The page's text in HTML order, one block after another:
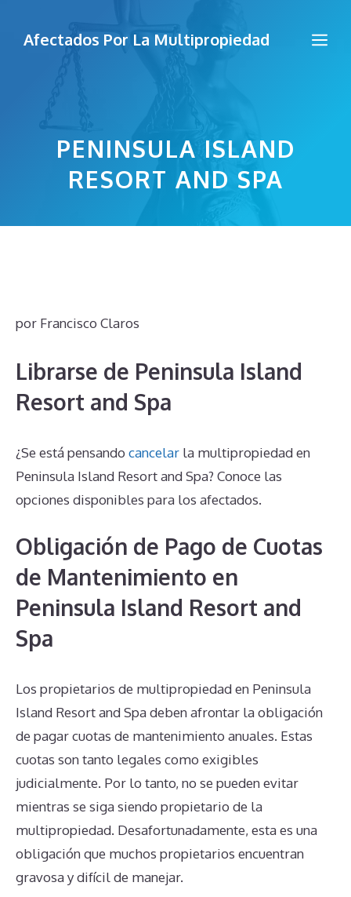
Afectados Por La Multipropiedad
PENINSULA ISLAND
RESORT AND SPA
por Francisco Claros
Librarse de Peninsula Island
Resort and Spa
¿Se está pensando cancelar la multipropiedad en
Peninsula Island Resort and Spa? Conoce las
opciones disponibles para los afectados.
Obligación de Pago de Cuotas
de Mantenimiento en
Peninsula Island Resort and
Spa
Los propietarios de multipropiedad en Peninsula
Island Resort and Spa deben afrontar la obligación
de pagar cuotas de mantenimiento anuales. Estas
cuotas son tanto legales como exigibles
judicialmente. Por lo tanto, no se pueden evitar
mientras se siga siendo propietario de la
multipropiedad. Desafortunadamente, esta es una
obligación que muchos propietarios encuentran
gravosa y difícil de manejar.